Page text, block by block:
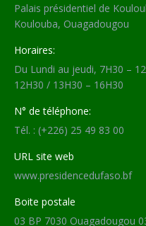
Palais présidentiel de
Koulouba, Ouagadougou
Horaires:
Du Lundi au jeudi, 7H30 –
12H30 / 13H30 – 16H30
N° de téléphone:
Tél. : (+226) 25 49 83 00
URL site web
www.presidencedufaso.bf
Boite postale
03 BP 7030 Ouagadougou